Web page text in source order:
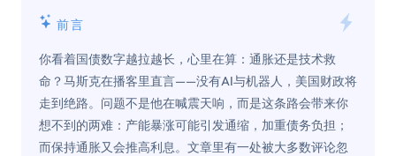
前言
你看着国债数字越拉越长，心里在算：通胀还是技术救
命？马斯克在播客里直言——没有AI与机器人，美国财政将
走到绝路。问题不是他在喊震天响，而是这条路会带来你
想不到的两难：产能暴涨可能引发通缩，加重债务负担；
而保持通胀又会推高利息。文章里有一处被大多数评论忽